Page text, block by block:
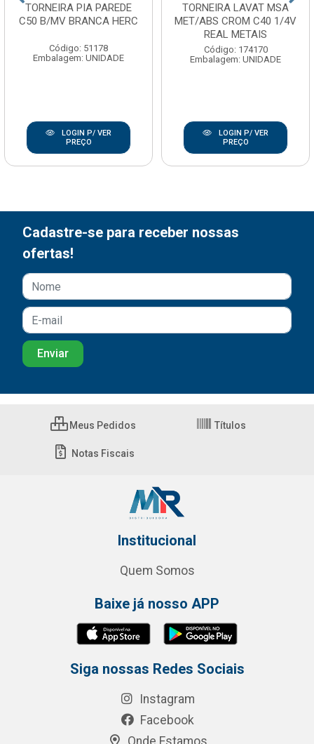
TORNEIRA PIA PAREDE
C50 B/MV BRANCA HERC
Código: 51178
Embalagem: UNIDADE
LOGIN P/ VER
PREÇO
TORNEIRA LAVAT MSA
MET/ABS CROM C40 1/4V
REAL METAIS
Código: 174170
Embalagem: UNIDADE
LOGIN P/ VER
PREÇO
Cadastre-se para receber nossas
ofertas!
Meus Pedidos Títulos
Notas Fiscais
Institucional
Quem Somos
Baixe já nosso APP
Siga nossas Redes Sociais
Instagram
Facebook
Onde Estamos